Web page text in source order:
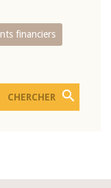
financiers